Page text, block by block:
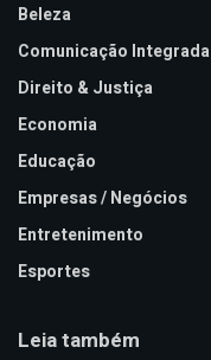
Beleza
Comunicação Integrada
Direito & Justiça
Economia
Educação
Empresas / Negócios
Entretenimento
Esportes
Leia também